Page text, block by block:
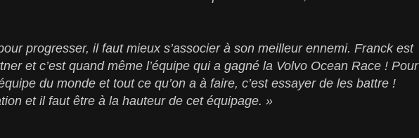
progresser, il faut mieux s’associer à son meilleur ennemi. Franck est
et c’est quand même l’équipe qui a gagné la Volvo Ocean Race ! Pour
du monde et tout ce qu’on a à faire, c’est essayer de les battre !
et il faut être à la hauteur de cet équipage. »